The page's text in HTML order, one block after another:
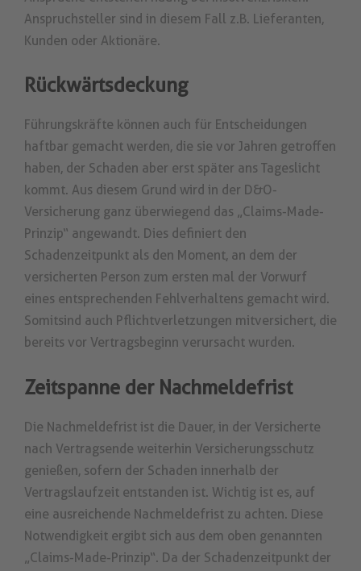
Anspruchsteller sind in diesem Fall z.B. Lieferanten,
Kunden oder Aktionäre.
Rückwärtsdeckung
Führungskräfte können auch für Entscheidungen
haftbar gemacht werden, die sie vor Jahren getroffen
haben, der Schaden aber erst später ans Tageslicht
kommt. Aus diesem Grund wird in der D&O-
Versicherung ganz überwiegend das „Claims-Made-
Prinzip“ angewandt. Dies definiert den
Schadenzeitpunkt als den Moment, an dem der
versicherten Person zum ersten mal der Vorwurf
eines entsprechenden Fehlverhaltens gemacht wird.
Somitsind auch Pflichtverletzungen mitversichert, die
bereits vor Vertragsbeginn verursacht wurden.
Zeitspanne der Nachmeldefrist
Die Nachmeldefrist ist die Dauer, in der Versicherte
nach Vertragsende weiterhin Versicherungsschutz
genießen, sofern der Schaden innerhalb der
Vertragslaufzeit entstanden ist. Wichtig ist es, auf
eine ausreichende Nachmeldefrist zu achten. Diese
Notwendigkeit ergibt sich aus dem oben genannten
„Claims-Made-Prinzip“. Da der Schadenzeitpunkt der